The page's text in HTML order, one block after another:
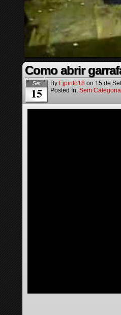
Como abrir
Set
15
By Fjpinto18 on 15 de
Posted In: Sem Categoria